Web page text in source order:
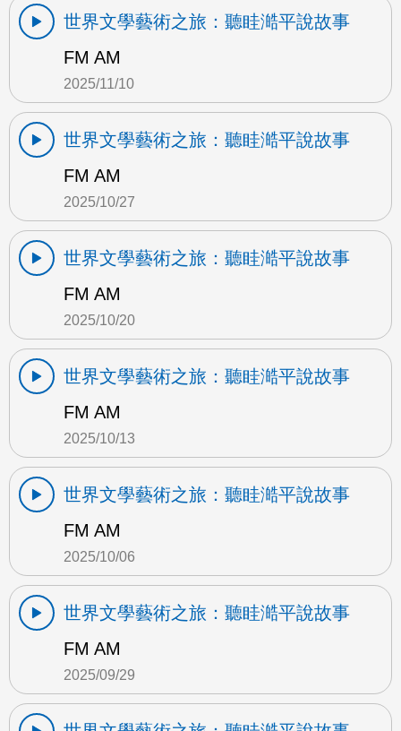
世界文學藝術之旅：聽眭澔平說故事
FM AM
2025/11/10
世界文學藝術之旅：聽眭澔平說故事
FM AM
2025/10/27
世界文學藝術之旅：聽眭澔平說故事
FM AM
2025/10/20
世界文學藝術之旅：聽眭澔平說故事
FM AM
2025/10/13
世界文學藝術之旅：聽眭澔平說故事
FM AM
2025/10/06
世界文學藝術之旅：聽眭澔平說故事
FM AM
2025/09/29